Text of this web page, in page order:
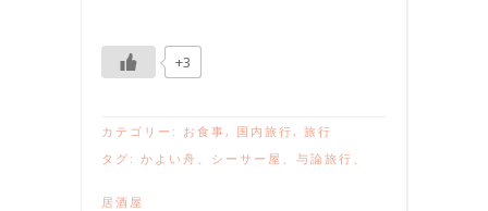
+3
カテゴリー: お食事 , 国内旅行 , 旅行
タグ: かよい舟 シーサー屋 与論旅行
居酒屋